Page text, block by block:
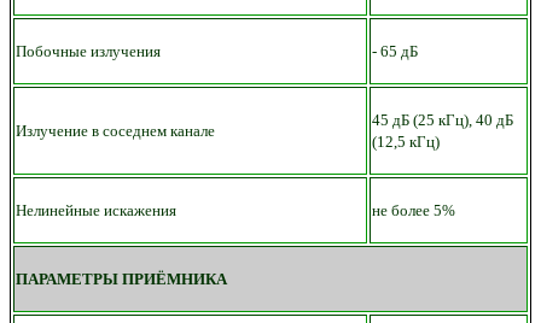
Побочные излучения - 65 дБ
Излучение в соседнем канале
45 дБ (25 кГц), 40 дБ
(12,5 кГц)
Нелинейные искажения не более 5%
ПАРАМЕТРЫ ПРИЁМНИКА